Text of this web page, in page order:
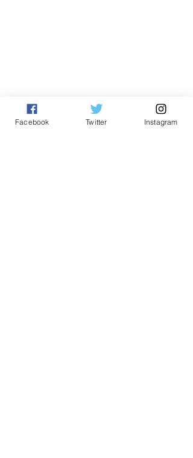
Facebook Twitter Instagram